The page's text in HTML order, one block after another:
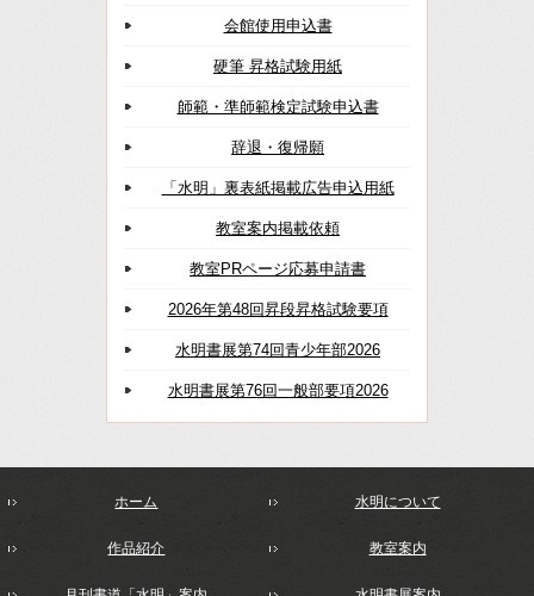
会館使用申込書
硬筆 昇格試験用紙
師範・準師範検定試験申込書
辞退・復帰願
「水明」裏表紙掲載広告申込用紙
教室案内掲載依頼
教室PRページ応募申請書
2026年第48回昇段昇格試験要項
水明書展第74回青少年部2026
水明書展第76回一般部要項2026
ホーム 水明について
作品紹介 教室案内